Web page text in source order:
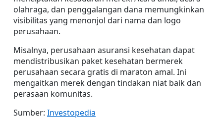
olahraga, dan penggalangan dana memungkinkan
visibilitas yang menonjol dari nama dan logo
perusahaan.
Misalnya, perusahaan asuransi kesehatan dapat
mendistribusikan paket kesehatan bermerek
perusahaan secara gratis di maraton amal. Ini
mengaitkan merek dengan tindakan niat baik dan
perasaan komunitas.
Sumber: Investopedia